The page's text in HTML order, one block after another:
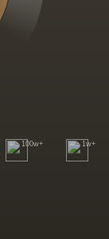
100w+ 1w+